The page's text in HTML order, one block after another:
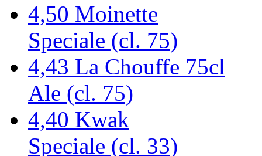
4,50 Moinette
Speciale (cl. 75)
4,43 La Chouffe 75cl
Ale (cl. 75)
4,40 Kwak
Speciale (cl. 33)